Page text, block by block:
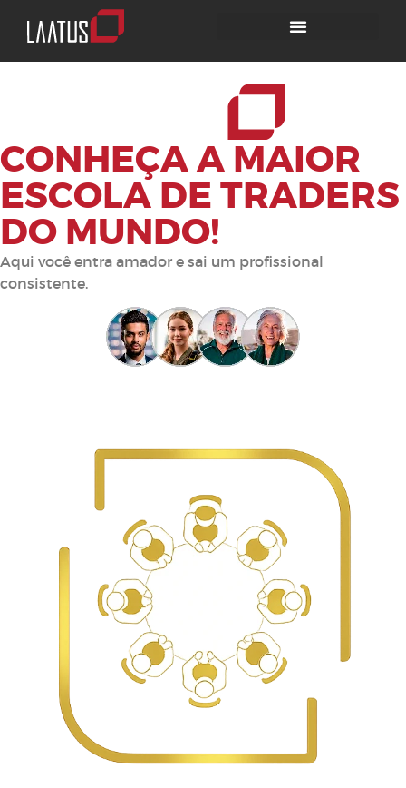
CONHEÇA A MAIOR
ESCOLA DE TRADERS
DO MUNDO!
Aqui você entra amador e sai um profissional
consistente.